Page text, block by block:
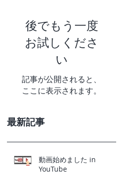
後でもう一度
お試しくださ
い
記事が公開されると、
ここに表示されます。
最新記事
動画始めました in
YouTube